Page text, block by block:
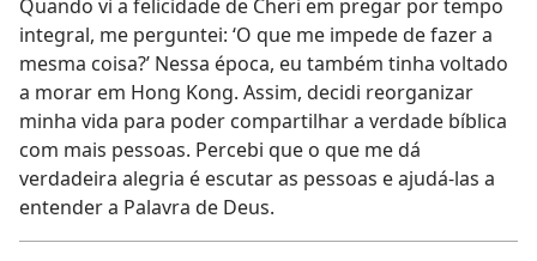
Quando vi a felicidade de Cheri em pregar por tempo
integral, me perguntei: ‘O que me impede de fazer a
mesma coisa?’ Nessa época, eu também tinha voltado
a morar em Hong Kong. Assim, decidi reorganizar
minha vida para poder compartilhar a verdade bíblica
com mais pessoas. Percebi que o que me dá
verdadeira alegria é escutar as pessoas e ajudá-las a
entender a Palavra de Deus.